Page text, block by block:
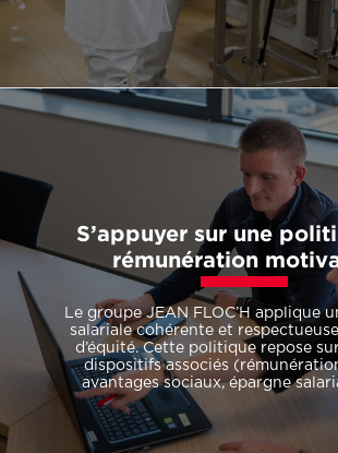
S’appuyer sur une
rémunération
Le groupe JEAN FLOC’H applique
salariale cohérente et
d’équité. Cette politique repose
dispositifs associés
avantages sociaux, épargne